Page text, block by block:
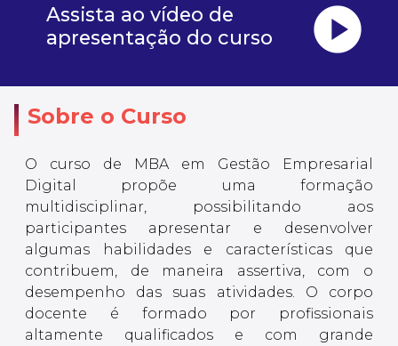
Assista ao vídeo de
apresentação do curso
play_circle
Sobre o Curso
O curso de MBA em Gestão Empresarial
Digital propõe uma formação
multidisciplinar, possibilitando aos
participantes apresentar e desenvolver
algumas habilidades e características que
contribuem, de maneira assertiva, com o
desempenho das suas atividades. O corpo
docente é formado por profissionais
altamente qualificados e com grande